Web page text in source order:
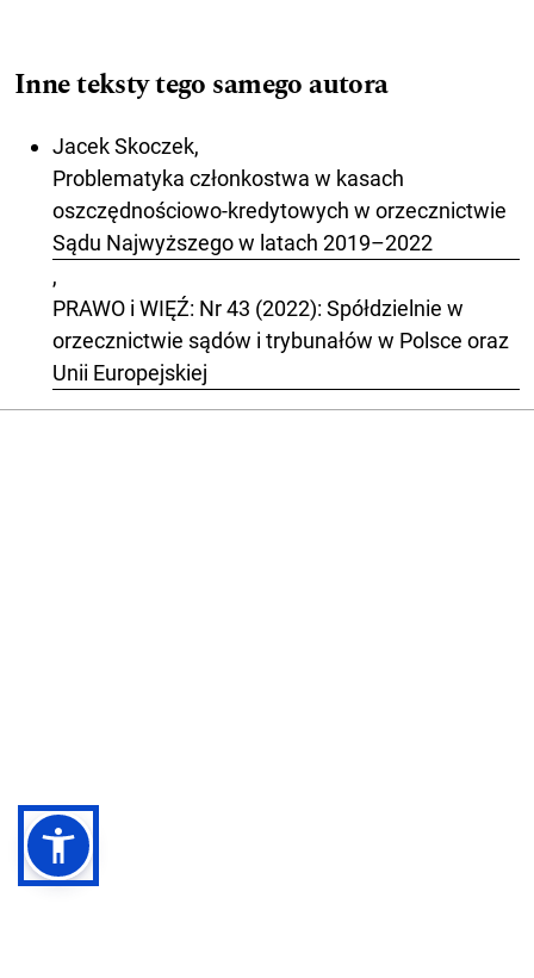
Inne teksty tego samego autora
Jacek Skoczek,
Problematyka członkostwa w kasach
oszczędnościowo-kredytowych w orzecznictwie
Sądu Najwyższego w latach 2019–2022
,
PRAWO i WIĘŹ: Nr 43 (2022): Spółdzielnie w
orzecznictwie sądów i trybunałów w Polsce oraz
Unii Europejskiej